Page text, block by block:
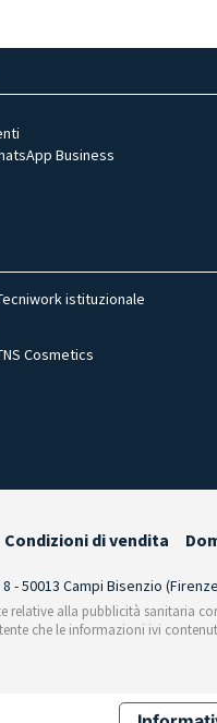
Business
istituzionale
Cosmetics
Condizioni di vendita
- 50013 Campi Bisenzio
relative alla pubblicità
che le informazioni ivi